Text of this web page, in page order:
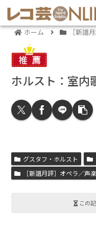
ホーム ［新譜
ホルスト：室内
グスタフ・ホルスト
［新譜月評］オペラ／声
この